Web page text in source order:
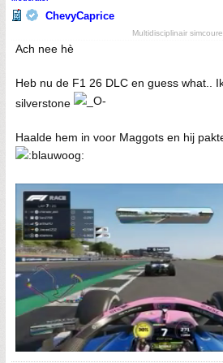
ChevyCaprice
Multidisciplinair
Ach nee hè
Heb nu de F1 26 DLC en guess what..
silverstone
Haalde hem in voor Maggots en hij